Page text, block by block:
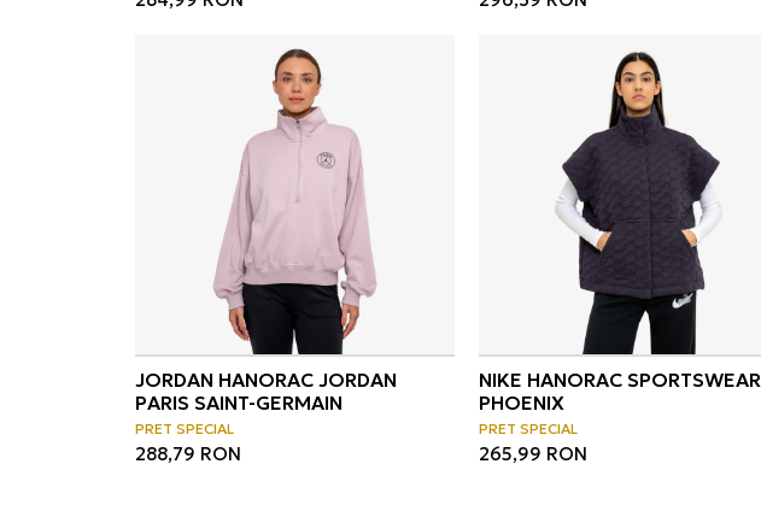
JORDAN HANORAC JORDAN
PARIS SAINT-GERMAIN
PRET SPECIAL
288,79 RON
NIKE HANORAC SPORTSWEAR
PHOENIX
PRET SPECIAL
265,99 RON